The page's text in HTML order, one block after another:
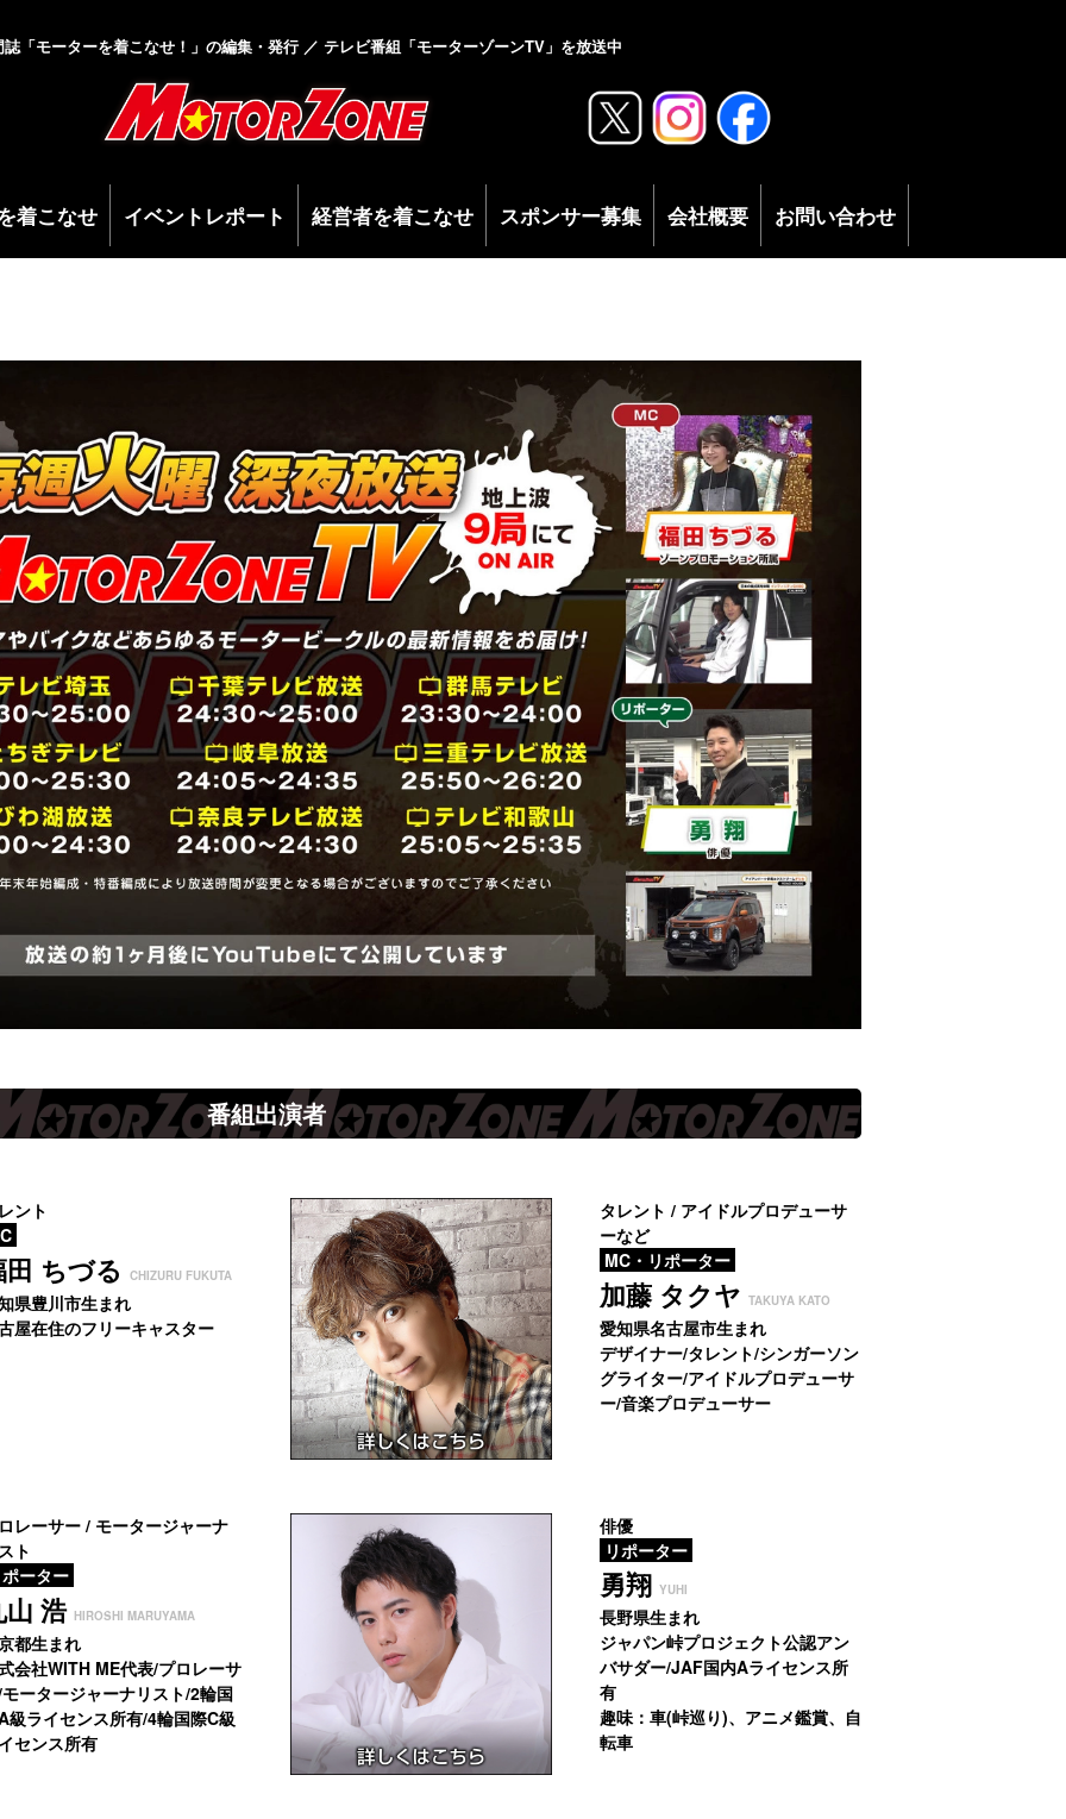
「モーターを着こなせ！」の編集・発行 ／ テレビ番組「モーターゾーンTV」を放送中
着こなせ イベントレポート 経営者を着こなせ スポンサー募集 会社概要 お問い合わせ
番組出演者
ント
田 ちづる CHIZURU FUKUTA
県豊川市生まれ
屋在住のフリーキャスター
タレント / アイドルプロデューサ
ーなど
MC・リポーター
加藤 タクヤ TAKUYA KATO
愛知県名古屋市生まれ
デザイナー/タレント/シンガーソン
グライター/アイドルプロデューサ
ー/音楽プロデューサー
レーサー / モータージャーナ
ト
ーター
山 浩 HIROSHI MARUYAMA
都生まれ
会社WITH ME代表/プロレーサ
モータージャーナリスト/2輪国
級ライセンス所有/4輪国際C級
センス所有
俳優
リポーター
勇翔 YUHI
長野県生まれ
ジャパン峠プロジェクト公認アン
バサダー/JAF国内Aライセンス所
有
趣味：車(峠巡り)、アニメ鑑賞、自
転車